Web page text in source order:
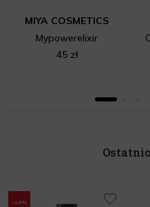
MIYA COSMETICS
Mypowerelixir
45 zł
-10%